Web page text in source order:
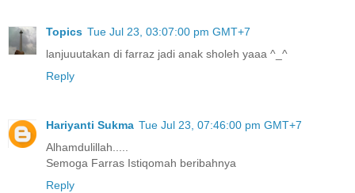
Topics Tue Jul 23, 03:07:00 pm GMT+7
lanjuuutakan di farraz jadi anak sholeh yaaa ^_^
Reply
Hariyanti Sukma Tue Jul 23, 07:46:00 pm GMT+7
Alhamdulillah.....
Semoga Farras Istiqomah beribahnya
Reply